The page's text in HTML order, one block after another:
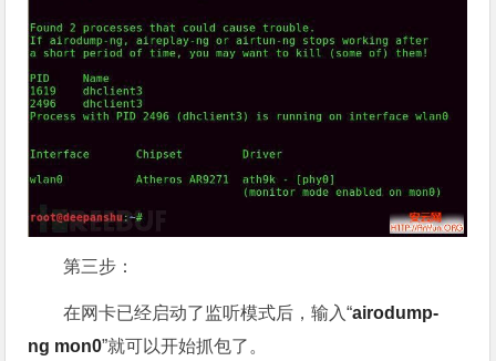
第三步：
在网卡已经启动了监听模式后，输入“airodump-
ng mon0”就可以开始抓包了。